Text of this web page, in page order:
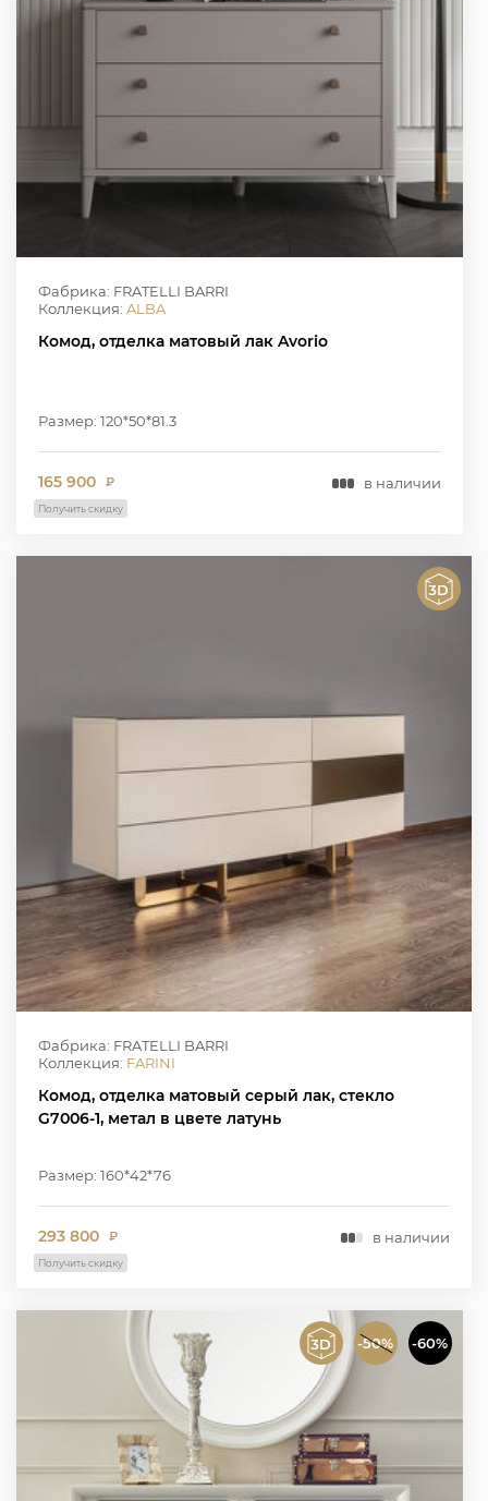
Фабрика: FRATELLI BARRI
Коллекция: ALBA
Комод, отделка матовый лак Avorio
Размер: 120*50*81.3
165 900 ₽ в наличии
Получить скидку
Фабрика: FRATELLI BARRI
Коллекция: FARINI
Комод, отделка матовый серый лак, стекло
G7006-1, метал в цвете латунь
Размер: 160*42*76
293 800 ₽ в наличии
Получить скидку
-50% -60%